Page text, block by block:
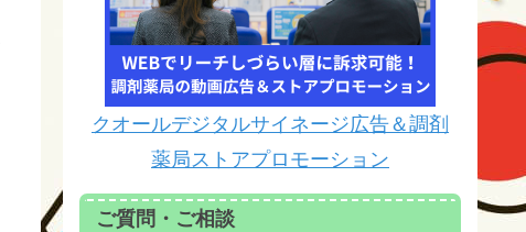
クオールデジタルサイネージ広告＆調剤
薬局ストアプロモーション
ご質問・ご相談